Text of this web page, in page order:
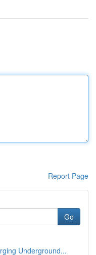
Report Page
Go
Underground...